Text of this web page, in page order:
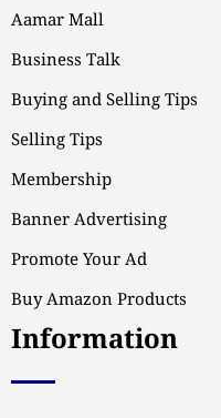
Aamar Mall
Business Talk
Buying and Selling Tips
Selling Tips
Membership
Banner Advertising
Promote Your Ad
Buy Amazon Products
Information